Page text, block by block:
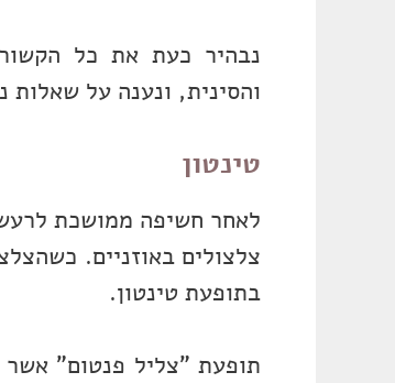
נבהיר כעת את כל
והסינית, ונענה על שאלות
טינטון
לאחר חשיפה ממושכת לרעש
צלצולים באוזניים.
בתופעת טינטון.